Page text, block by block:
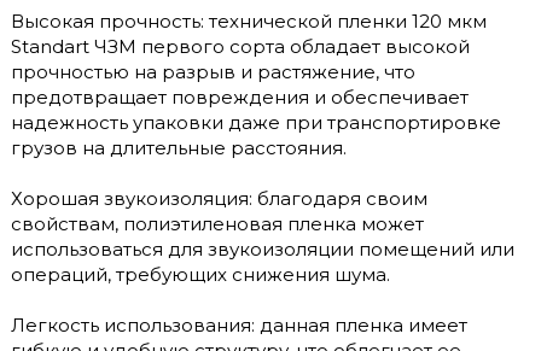
Высокая прочность: технической пленки 120 мкм
Standart ЧЗМ первого сорта обладает высокой
прочностью на разрыв и растяжение, что
предотвращает повреждения и обеспечивает
надежность упаковки даже при транспортировке
грузов на длительные расстояния.
Хорошая звукоизоляция: благодаря своим
свойствам, полиэтиленовая пленка может
использоваться для звукоизоляции помещений или
операций, требующих снижения шума.
Легкость использования: данная пленка имеет